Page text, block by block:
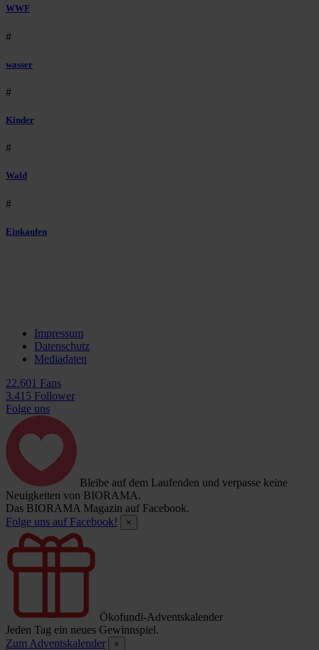
WWF
#
wasser
#
Kinder
#
Wald
#
Einkaufen
Impressum
Datenschutz
Mediadaten
22.601 Fans
3.415 Follower
Folge uns
Bleibe auf dem Laufenden und verpasse keine
Neuigkeiten von BIORAMA.
Das BIORAMA Magazin auf Facebook.
Folge uns auf Facebook!
×
Ökofundi-Adventskalender
Jeden Tag ein neues Gewinnspiel.
Zum Adventskalender
×